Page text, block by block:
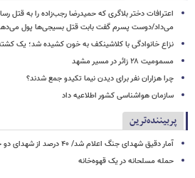
اعترافات دختر بلاگری که حمیدرضا رجب‌زاده را به قتل
می‌داد/دوست پسرم گفت بابت قتل بسیجی‌ها پول
نزاع خانوادگی با کلاشینکف به خون کشیده شد؛ یک کشته و ۸ مجروح/ ۱۲ نفر دستگیر
مسمومیت ۲۸ زائر در مسیر مشهد
چرا هزاران نفر برای دیدن نیما تکیدو جمع شدند؟
سازمان هواشناسی کشور اطلاعیه داد
پربیننده‌ترین
آمار دقیق شهدای جنگ اعلام شد/ ۴۰ درصد از شهدای دو جنگ با علم ژنتیک شناسایی شدند
حمله مسلحانه در یک قهوه‌خانه